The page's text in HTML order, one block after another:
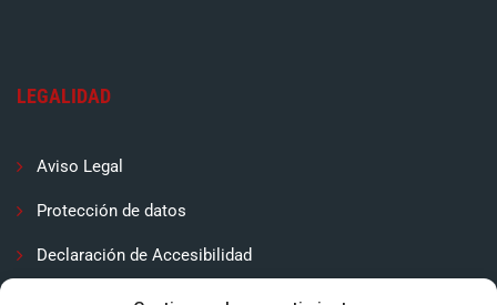
LEGALIDAD
Aviso Legal
Protección de datos
Declaración de Accesibilidad